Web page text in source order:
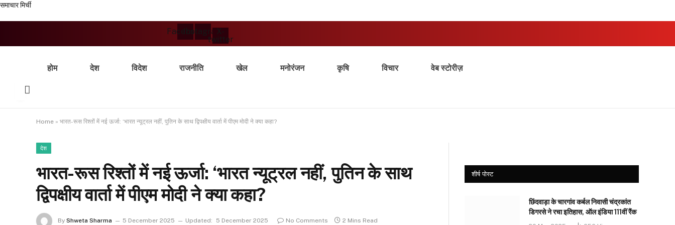
समाचार मिर्ची
FacebookInstagram
twitter
होम देश विदेश राजनीति खेल मनोरंजन कृषि विचार वेब स्टोरीज़
Home » भारत-रूस रिश्तों में नई ऊर्जा: ‘भारत न्यूट्रल नहीं, पुतिन के साथ द्विपक्षीय वार्ता में पीएम मोदी ने क्या कहा?
देश
भारत-रूस रिश्तों में नई ऊर्जा: ‘भारत न्यूट्रल नहीं, पुतिन के साथ
द्विपक्षीय वार्ता में पीएम मोदी ने क्या कहा?
By Shweta Sharma 5 December 2025 Updated: 5 December 2025 No Comments 2 Mins Read
शीर्ष पोस्ट
छिंदवाड़ा के चारगांव कर्बल निवासी चंद्रकांत
डिगरसे ने रचा इतिहास, ऑल इंडिया 111वीं रैंक